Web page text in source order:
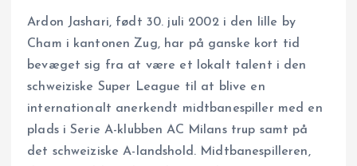
Ardon Jashari, født 30. juli 2002 i den lille by
Cham i kantonen Zug, har på ganske kort tid
bevæget sig fra at være et lokalt talent i den
schweiziske Super League til at blive en
internationalt anerkendt midtbanespiller med en
plads i Serie A-klubben AC Milans trup samt på
det schweiziske A-landshold. Midtbanespilleren,